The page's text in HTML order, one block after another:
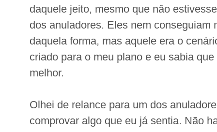
daquele jeito, mesmo que não
dos anuladores. Eles nem conseguiam
daquela forma, mas aquele era o
criado para o meu plano e eu sabia
melhor.
Olhei de relance para um dos
comprovar algo que eu já sentia. Não